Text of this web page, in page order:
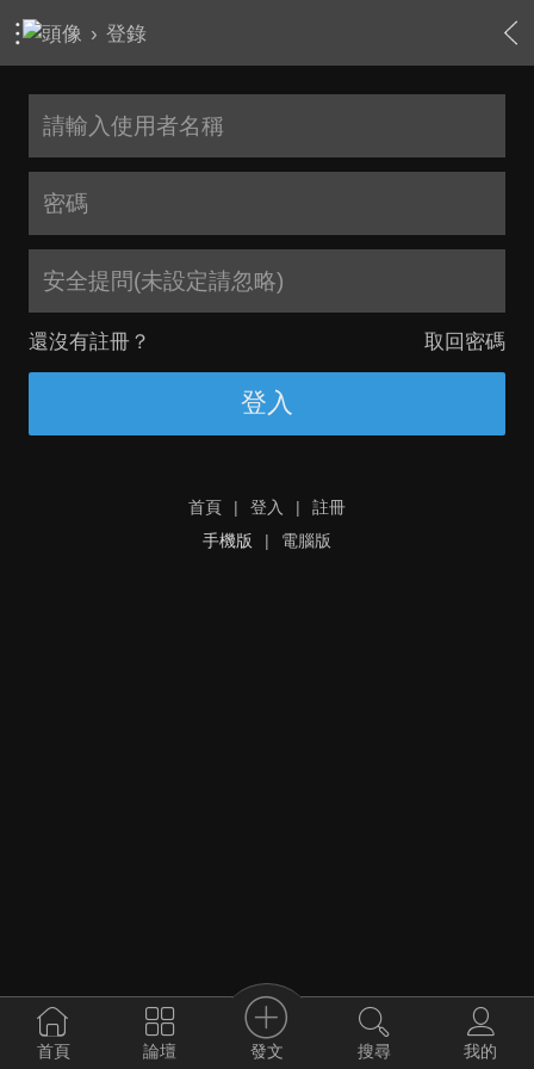
› 登錄
安全提問(未設定請忽略)
還沒有註冊？ 取回密碼
登入
首頁 | 登入 |
註冊
手機版
| 電腦版
首頁 論壇 發文 搜尋 我的